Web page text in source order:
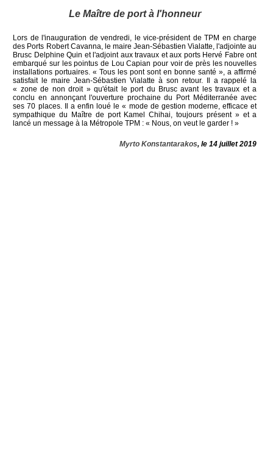
Le Maître de port à l'honneur
Lors de l'inauguration de vendredi, le vice-président de TPM en charge
des Ports Robert Cavanna, le maire Jean-Sébastien Vialatte, l'adjointe au
Brusc Delphine Quin et l'adjoint aux travaux et aux ports Hervé Fabre ont
embarqué sur les pointus de Lou Capian pour voir de près les nouvelles
installations portuaires. « Tous les pont sont en bonne santé », a affirmé
satisfait le maire Jean-Sébastien Vialatte à son retour. Il a rappelé la
« zone de non droit » qu'était le port du Brusc avant les travaux et a
conclu en annonçant l'ouverture prochaine du Port Méditerranée avec
ses 70 places. Il a enfin loué le « mode de gestion moderne, efficace et
sympathique du Maître de port Kamel Chihai, toujours présent » et a
lancé un message à la Métropole TPM : « Nous, on veut le garder ! »
Myrto Konstantarakos, le 14 juillet 2019